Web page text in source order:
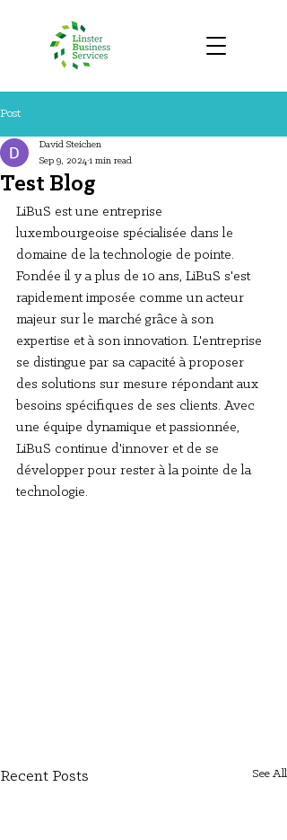
Post
Test Blog
David Steichen
Sep 9, 20241 min read
LiBuS est une entreprise
luxembourgeoise spécialisée dans le
domaine de la technologie de pointe.
Fondée il y a plus de 10 ans, LiBuS s'est
rapidement imposée comme un acteur
majeur sur le marché grâce à son
expertise et à son innovation. L'entreprise
se distingue par sa capacité à proposer
des solutions sur mesure répondant aux
besoins spécifiques de ses clients. Avec
une équipe dynamique et passionnée,
LiBuS continue d'innover et de se
développer pour rester à la pointe de la
technologie.
Recent Posts See All